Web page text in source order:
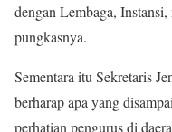
dengan Lembaga,
pungkasnya.
Sementara itu Sekretaris
berharap apa yang
perhatian pengurus di